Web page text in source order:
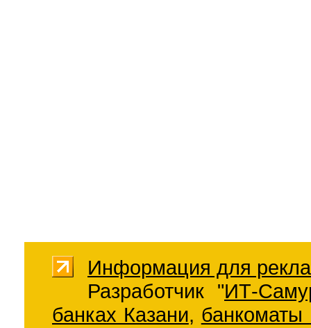
Информация для
Разработчик "ИТ-
банках Казани, банкоматы